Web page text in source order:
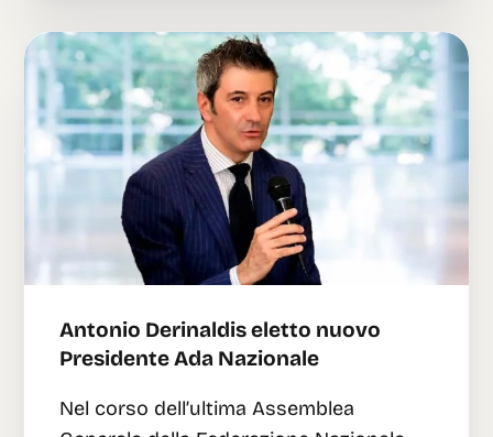
Antonio Derinaldis eletto nuovo
Presidente Ada Nazionale
Nel corso dell’ultima Assemblea